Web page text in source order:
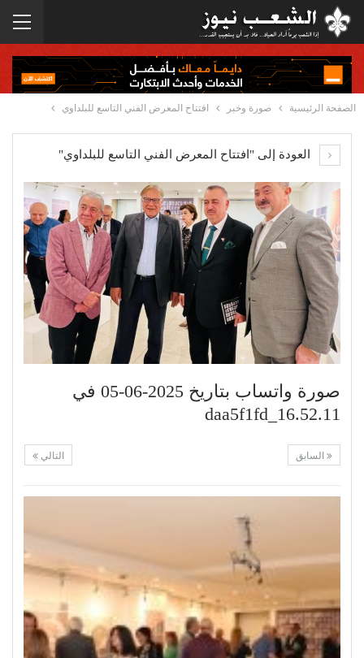
الصفحة الرئيسية صورة وخبر افتتاح المعرض الفني التاسع للبلداوي
العودة إلى "افتتاح المعرض الفني التاسع للبلداوي"
صورة واتساب بتاريخ 2025-06-05 في
16.52.11_daa5f1fd
التالي السابق